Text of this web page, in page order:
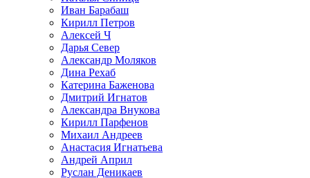
Иван Барабаш
Кирилл Петров
Алексей Ч
Дарья Север
Александр Моляков
Дина Рехаб
Катерина Баженова
Дмитрий Игнатов
Александра Внукова
Кирилл Парфенов
Михаил Андреев
Анастасия Игнатьева
Андрей Април
Руслан Деникаев